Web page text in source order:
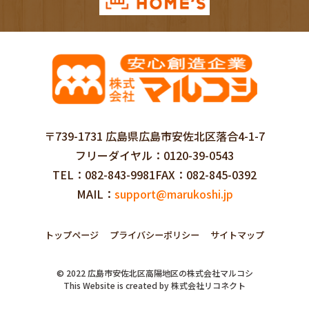
〒739-1731 広島県広島市安佐北区落合4-1-7
フリーダイヤル
0120-39-0543
TEL
082-843-9981FAX
082-845-0392
MAIL
support@marukoshi.jp
トップページ プライバシーポリシー サイトマップ
© 2022 広島市安佐北区高陽地区の株式会社マルコシ
This Website is created by株式会社リコネクト